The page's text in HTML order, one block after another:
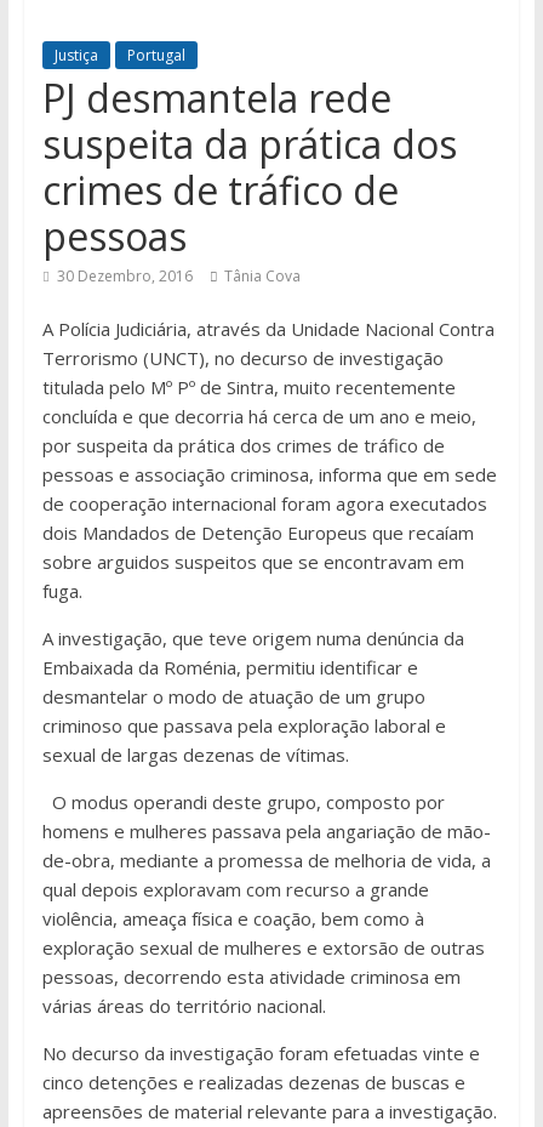
Justiça Portugal
PJ desmantela rede
suspeita da prática dos
crimes de tráfico de
pessoas
30 Dezembro, 2016 Tânia Cova
A Polícia Judiciária, através da Unidade Nacional Contra
Terrorismo (UNCT), no decurso de investigação
titulada pelo Mº Pº de Sintra, muito recentemente
concluída e que decorria há cerca de um ano e meio,
por suspeita da prática dos crimes de tráfico de
pessoas e associação criminosa, informa que em sede
de cooperação internacional foram agora executados
dois Mandados de Detenção Europeus que recaíam
sobre arguidos suspeitos que se encontravam em
fuga.
A investigação, que teve origem numa denúncia da
Embaixada da Roménia, permitiu identificar e
desmantelar o modo de atuação de um grupo
criminoso que passava pela exploração laboral e
sexual de largas dezenas de vítimas.
O modus operandi deste grupo, composto por
homens e mulheres passava pela angariação de mão-
de-obra, mediante a promessa de melhoria de vida, a
qual depois exploravam com recurso a grande
violência, ameaça física e coação, bem como à
exploração sexual de mulheres e extorsão de outras
pessoas, decorrendo esta atividade criminosa em
várias áreas do território nacional.
No decurso da investigação foram efetuadas vinte e
cinco detenções e realizadas dezenas de buscas e
apreensões de material relevante para a investigação.